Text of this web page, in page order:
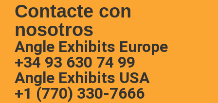
Contacte con
nosotros
Angle Exhibits Europe
+34 93 630 74 99
Angle Exhibits USA
+1 (770) 330-7666